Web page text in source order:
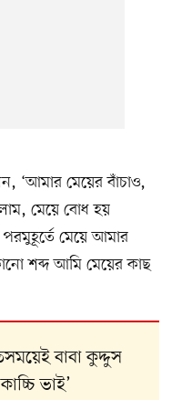
মেয়ের বাঁচাও,
মেয়ে বোধ হয়
পরমুহূর্তে মেয়ে আমার
শব্দ আমি মেয়ের কাছ
বাবা কুদ্দুস
ভাই’